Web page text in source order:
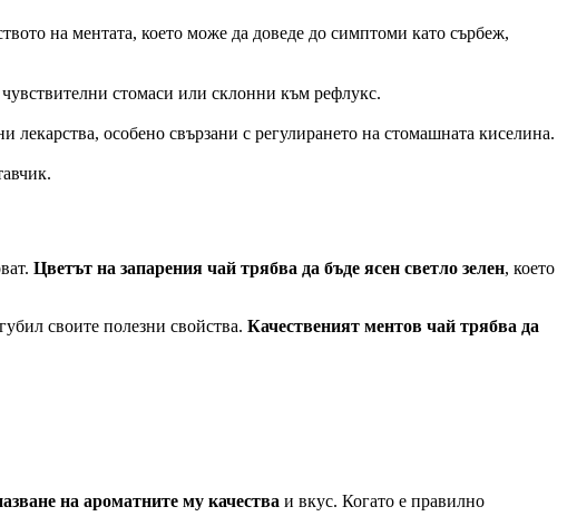
на ментата, което може да доведе до симптоми като сърбеж,
стомаси или склонни към рефлукс.
особено свързани с регулирането на стомашната киселина.
Цветът на запарения чай трябва да бъде ясен светло зелен, което
своите полезни свойства. Качественият ментов чай трябва да
на ароматните му качества и вкус. Когато е правилно